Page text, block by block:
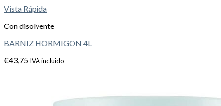
Vista Rápida
Con disolvente
BARNIZ HORMIGON 4L
€43,75 IVA incluido